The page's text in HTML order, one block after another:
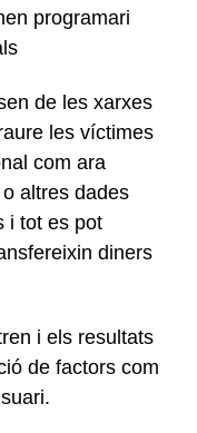
programari
de les xarxes
les víctimes
com ara
altres dades
i tot es pot
diners
i els resultats
de factors com